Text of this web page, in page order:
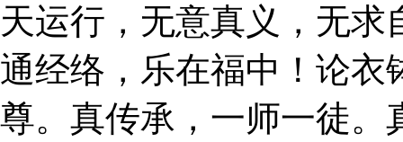
天运行，无意真义，无
通经络，乐在福中！论衣
尊。真传承，一师一徒。